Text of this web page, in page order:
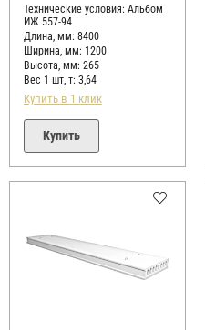
Технические условия: Альбом
ИЖ 557-94
Длина, мм: 8400
Ширина, мм: 1200
Высота, мм: 265
Вес 1 шт, т: 3,64
Купить в 1 клик
Купить